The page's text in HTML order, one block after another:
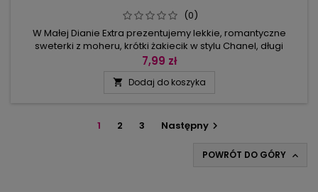
(0)
W Małej Dianie Extra prezentujemy lekkie, romantyczne
sweterki z moheru, krótki żakiecik w stylu Chanel, długi
płaszcz z patchworkowym dołem z kwadratów, ale też
ramieniu, dużej chusty z haftowanymi brzegami oraz
7,99 zł
 Dodaj do koszyka
1 2 3 Następny
POWRÓT DO GÓRY 